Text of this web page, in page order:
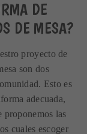
DE
DE MESA?
proyecto de
son dos
Esto es
adecuada,
proponemos las
cuales escoger